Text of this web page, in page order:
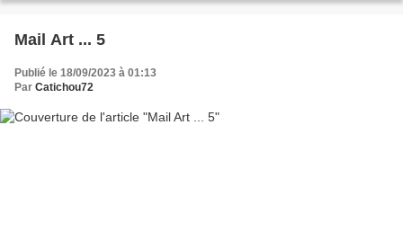
Mail Art ... 5
Publié le 18/09/2023 à 01:13
Par Catichou72